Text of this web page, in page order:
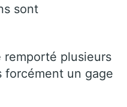
sont
remporté plusieurs
forcément un gage